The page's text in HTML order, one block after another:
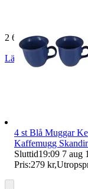
2 640 omdömen
Läs omdömen
4 st Blå Muggar
Kaffemugg
Sluttid19:09 7 aug
Pris:279 kr,